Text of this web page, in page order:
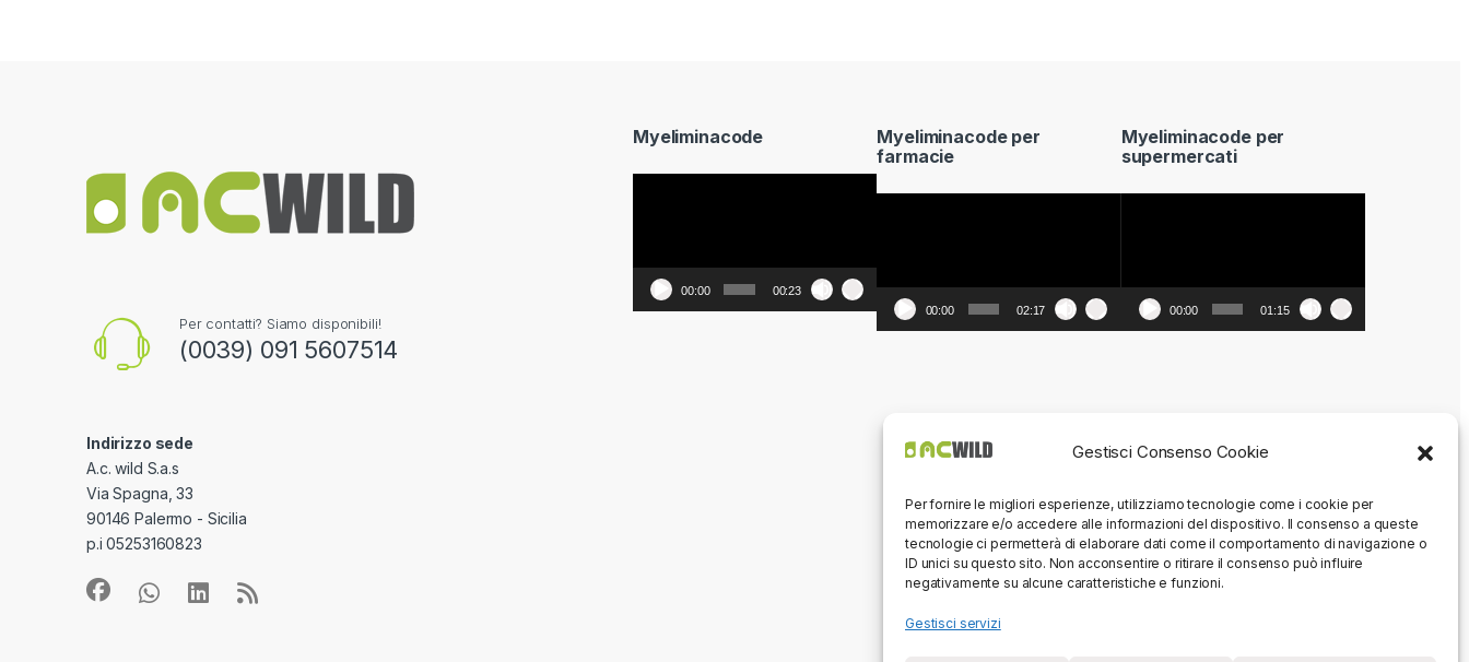
Gestisci Consenso Cookie
Per fornire le migliori esperienze, utilizziamo tecnologie come i cookie per
memorizzare e/o accedere alle informazioni del dispositivo. Il consenso a queste
tecnologie ci permetterà di elaborare dati come il comportamento di navigazione o
ID unici su questo sito. Non acconsentire o ritirare il consenso può influire
negativamente su alcune caratteristiche e funzioni.
Gestisci servizi
Per contatti? Siamo disponibili!
(0039) 091 5607514
Indirizzo sede
A.c. wild S.a.s
Via Spagna, 33
90146 Palermo - Sicilia
p.i 05253160823
Myeliminacode
00:00 00:23
Myeliminacode per
farmacie
00:00 02:17
Myeliminacode per
supermercati
00:00 01:15